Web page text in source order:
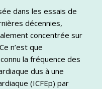
dans les essais de
décennies,
concentrée sur
n’est que
la fréquence des
dus à une
(ICFEp) par